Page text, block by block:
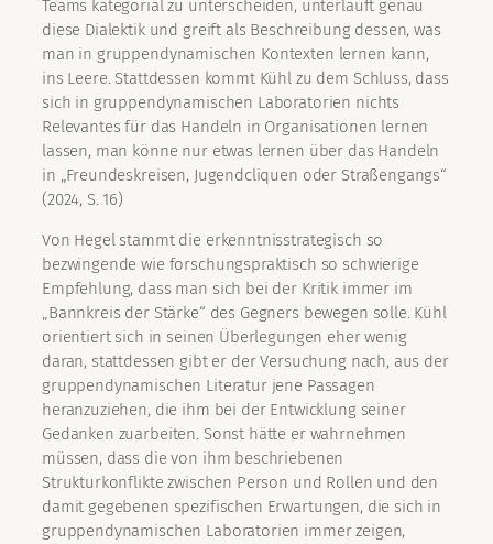
Teams kategorial zu unterscheiden, unterläuft genau
diese Dialektik und greift als Beschreibung dessen, was
man in gruppendynamischen Kontexten lernen kann,
ins Leere. Stattdessen kommt Kühl zu dem Schluss, dass
sich in gruppendynamischen Laboratorien nichts
Relevantes für das Handeln in Organisationen lernen
lassen, man könne nur etwas lernen über das Handeln
in „Freundeskreisen, Jugendcliquen oder Straßengangs“
(2024, S. 16)
Von Hegel stammt die erkenntnisstrategisch so
bezwingende wie forschungspraktisch so schwierige
Empfehlung, dass man sich bei der Kritik immer im
„Bannkreis der Stärke“ des Gegners bewegen solle. Kühl
orientiert sich in seinen Überlegungen eher wenig
daran, stattdessen gibt er der Versuchung nach, aus der
gruppendynamischen Literatur jene Passagen
heranzuziehen, die ihm bei der Entwicklung seiner
Gedanken zuarbeiten. Sonst hätte er wahrnehmen
müssen, dass die von ihm beschriebenen
Strukturkonflikte zwischen Person und Rollen und den
damit gegebenen spezifischen Erwartungen, die sich in
gruppendynamischen Laboratorien immer zeigen,